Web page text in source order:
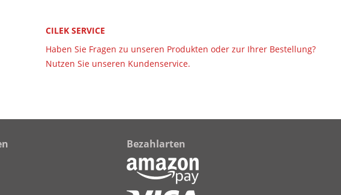
CILEK SERVICE
Haben Sie Fragen zu unseren Produkten oder zur Ihrer Bestellung?
Nutzen Sie unseren Kundenservice.
Bezahlarten